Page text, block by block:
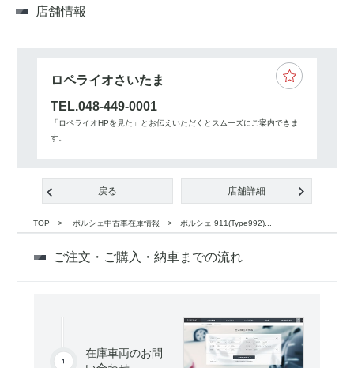
店舗情報
ロペライオさいたま
TEL.048-449-0001
「ロペライオHPを見た」とお伝えいただくとスムーズにご案内できま
す。
戻る 店舗詳細
TOP ポルシェ中古車在庫情報 ポルシェ 911(Type992)...
ご注文・ご購入・納車までの流れ
在庫車両のお問